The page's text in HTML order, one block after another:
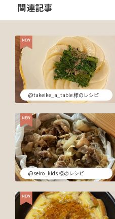
関連記事
@takeike_a_table 様のレシピ
@seiro_kids 様のレシピ